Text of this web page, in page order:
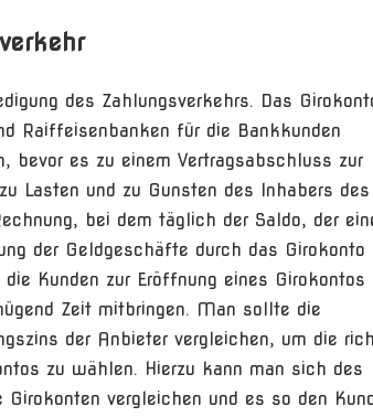
des Zahlungsverkehrs. Das
Raiffeisenbanken für die Bankkunden
bevor es zu einem Vertragsabschluss zur
Lasten und zu Gunsten des Inhabers des
bei dem täglich der Saldo, der
der Geldgeschäfte durch das Girokonto
Kunden zur Eröffnung eines Girokontos
Zeit mitbringen. Man sollte die
der Anbieter vergleichen, um die
zu wählen. Hierzu kann man sich des
Girokonten vergleichen und es so den